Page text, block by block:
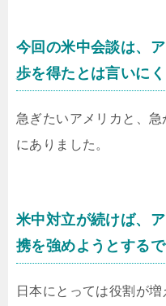
今回の米中会談は、
歩を得たとは言いにく
急ぎたいアメリカと、
にありました。
米中対立が続けば、
携を強めようとするで
日本にとっては役割が